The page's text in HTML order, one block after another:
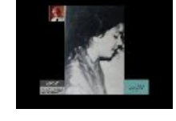
गुल फेंके है औरों की तरफ़
गदा दस्त-ए-अहल-ए-करम
ज़मर्रुद बानो
गुल फेंके है औरों की तरफ़